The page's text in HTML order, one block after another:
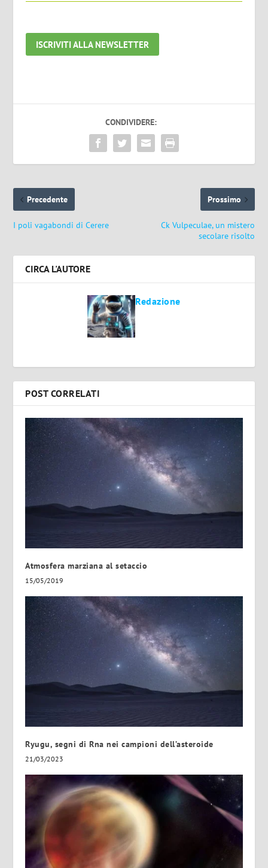
ISCRIVITI ALLA NEWSLETTER
CONDIVIDERE:
Precedente
I poli vagabondi di Cerere
Prossimo
Ck Vulpeculae, un mistero
secolare risolto
CIRCA L'AUTORE
Redazione
POST CORRELATI
Atmosfera marziana al setaccio
15/05/2019
Ryugu, segni di Rna nei campioni dell’asteroide
21/03/2023